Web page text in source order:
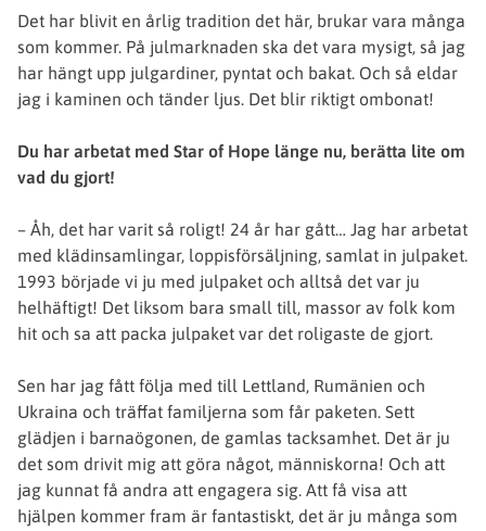
Det har blivit en årlig tradition det här, brukar vara många
som kommer. På julmarknaden ska det vara mysigt, så jag
har hängt upp julgardiner, pyntat och bakat. Och så eldar
jag i kaminen och tänder ljus. Det blir riktigt ombonat!
Du har arbetat med Star of Hope länge nu, berätta lite om
vad du gjort!
– Åh, det har varit så roligt! 24 år har gått… Jag har arbetat
med klädinsamlingar, loppisförsäljning, samlat in julpaket.
1993 började vi ju med julpaket och alltså det var ju
helhäftigt! Det liksom bara small till, massor av folk kom
hit och sa att packa julpaket var det roligaste de gjort.
Sen har jag fått följa med till Lettland, Rumänien och
Ukraina och träffat familjerna som får paketen. Sett
glädjen i barnaögonen, de gamlas tacksamhet. Det är ju
det som drivit mig att göra något, människorna! Och att
jag kunnat få andra att engagera sig. Att få visa att
hjälpen kommer fram är fantastiskt, det är ju många som